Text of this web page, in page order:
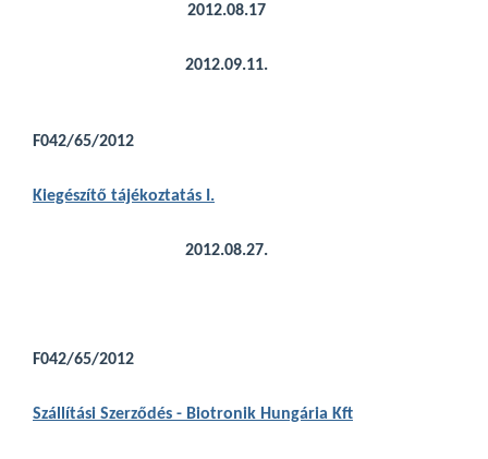
2012.08.17
2012.09.11.
F042/65/2012
Kiegészítő tájékoztatás I.
2012.08.27.
F042/65/2012
Szállítási Szerződés - Biotronik Hungária Kft